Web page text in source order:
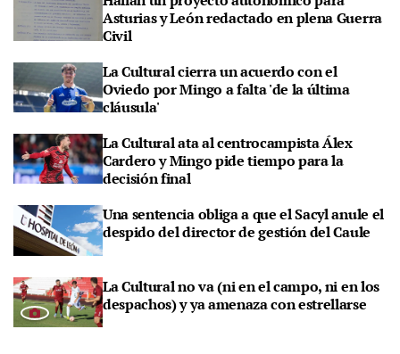
Asturias y León redactado en plena Guerra
Civil
La Cultural cierra un acuerdo con el
Oviedo por Mingo a falta 'de la última
cláusula'
La Cultural ata al centrocampista Álex
Cardero y Mingo pide tiempo para la
decisión final
Una sentencia obliga a que el Sacyl anule el
despido del director de gestión del Caule
La Cultural no va (ni en el campo, ni en los
despachos) y ya amenaza con estrellarse